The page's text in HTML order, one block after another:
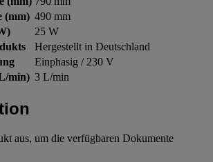
(mm) 490 mm
25 W
Hergestellt in Deutschland
Einphasig / 230 V
min) 3 L/min
aus, um die verfügbaren Dokumente